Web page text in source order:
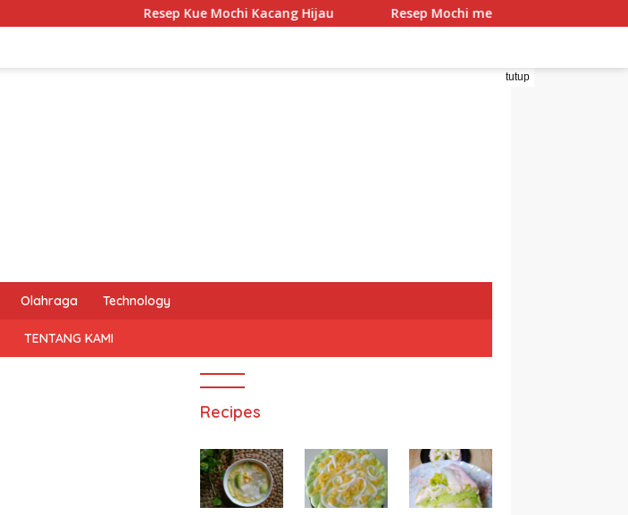
Resep Kue Mochi Kacang Hijau Resep Mochi menggo
tutup
Olahraga Technology
TENTANG KAMI
Recipes